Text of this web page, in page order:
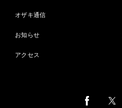
オザキ通信
お知らせ
アクセス